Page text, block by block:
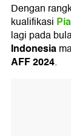
Dengan
kualifikasi
lagi pada
Indonesia
AFF 2024.